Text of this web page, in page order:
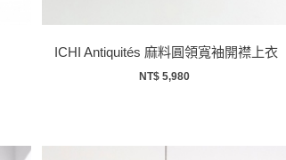
ICHI Antiquités 麻料圓領寬袖開襟上衣
NT$ 5,980